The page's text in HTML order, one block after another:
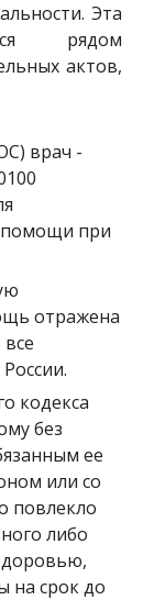
Эта
рядом
актов,
врач -
помощи при
отражена
кодекса
без
ее
или со
повлекло
либо
на срок до